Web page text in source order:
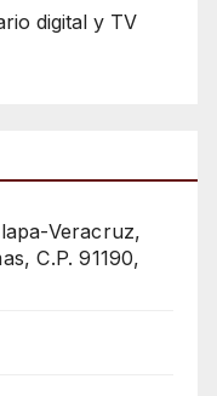
digital y TV
Veracruz,
C.P. 91190,